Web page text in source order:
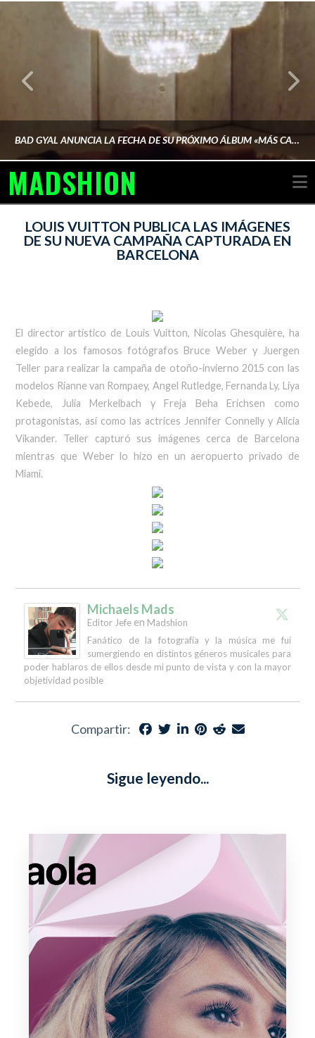
BAD GYAL ANUNCIA LA FECHA DE SU PRÓXIMO ÁLBUM «MÁS CARA»
MADSHION
LOUIS VUITTON PUBLICA LAS IMÁGENES
DE SU NUEVA CAMPAÑA CAPTURADA EN
BARCELONA
El director artístico de Louis Vuitton, Nicolas Ghesquière, ha
elegido a los famosos fotógrafos Bruce Weber y Juergen
Teller para realizar la campaña de otoño-invierno 2015 con las
modelos Rianne van Rompaey, Angel Rutledge, Fernanda Ly, Liya
Kebede, Julia Merkelbach y Freja Beha Erichsen como
protagonistas, así como las actrices Jennifer Connelly y Alicia
Vikander. Teller capturó sus imágenes cerca de Barcelona
mientras que Weber lo hizo en un aeropuerto privado de
Miami.
Michaels Mads
Editor Jefe en Madshion
Fanático de la fotografía y la música me fui
sumergiendo en distintos géneros musicales para
poder hablaros de ellos desde mi punto de vista y con la mayor
objetividad posible
Compartir:
Sigue leyendo...